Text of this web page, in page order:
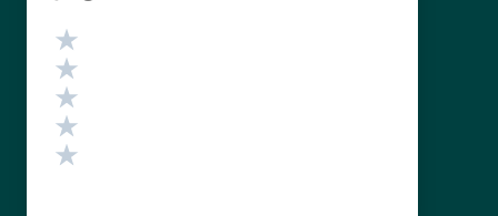
Valutazione